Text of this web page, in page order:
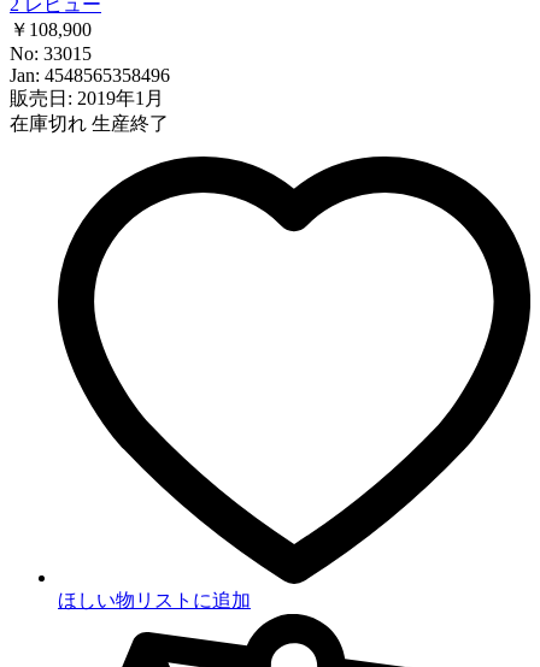
2 レビュー
￥108,900
No: 33015
Jan: 4548565358496
販売日: 2019年1月
在庫切れ 生産終了
ほしい物リストに追加